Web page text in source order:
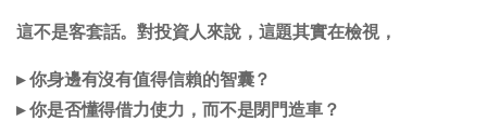
這不是客套話。對投資人來說，這題其實在檢視，
▸ 你身邊有沒有值得信賴的智囊？
▸ 你是否懂得借力使力，而不是閉門造車？